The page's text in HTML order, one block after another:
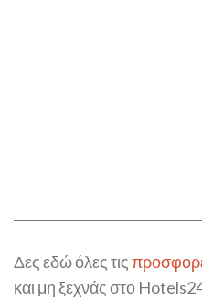
Δες εδώ όλες τις
και μη ξεχνάς στο